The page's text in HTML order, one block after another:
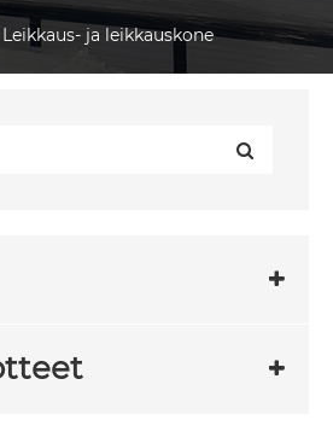
Leikkaus- ja leikkauskone